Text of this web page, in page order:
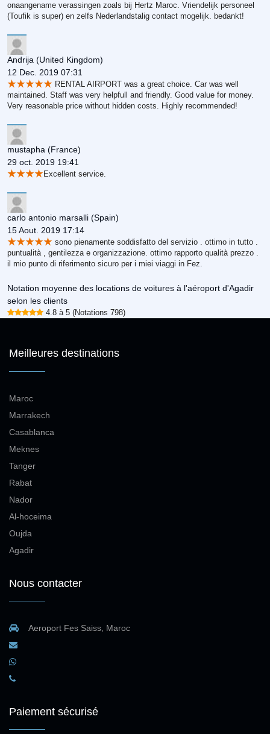
onaangename verassingen zoals bij Hertz Maroc. Vriendelijk personeel
(Toufik is super) en zelfs Nederlandstalig contact mogelijk. bedankt!
Andrija (United Kingdom)
12 Dec. 2019 07:31
RENTAL AIRPORT was a great choice. Car was well
maintained. Staff was very helpfull and friendly. Good value for money.
Very reasonable price without hidden costs. Highly recommended!
mustapha (France)
29 oct. 2019 19:41
Excellent service.
carlo antonio marsalli (Spain)
15 Aout. 2019 17:14
sono pienamente soddisfatto del servizio . ottimo in tutto .
puntualità , gentilezza e organizzazione. ottimo rapporto qualità prezzo .
il mio punto di riferimento sicuro per i miei viaggi in Fez.
Notation moyenne des locations de voitures à l'aéroport d'Agadir
selon les clients
4.8 à 5 (Notations 798)
Meilleures destinations
Maroc
Marrakech
Casablanca
Meknes
Tanger
Rabat
Nador
Al-hoceima
Oujda
Agadir
Nous contacter
Aeroport Fes Saiss, Maroc
Paiement sécurisé